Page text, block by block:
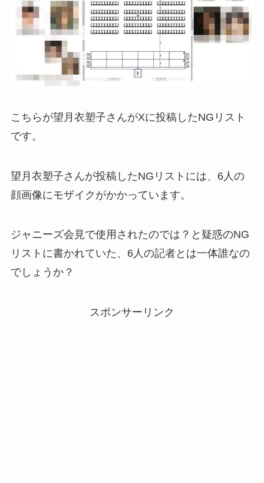
こちらが望月衣塑子さんがXに投稿したNGリスト
です。
望月衣塑子さんが投稿したNGリストには、6人の
顔画像にモザイクがかかっています。
ジャニーズ会見で使用されたのでは？と疑惑のNG
リストに書かれていた、6人の記者とは一体誰なの
でしょうか？
スポンサーリンク